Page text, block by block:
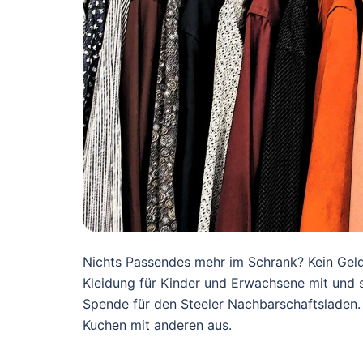
Nichts Passendes mehr im Schrank? Kein
Kleidung für Kinder und Erwachsene mit und
Spende für den Steeler
Kuchen mit anderen aus.